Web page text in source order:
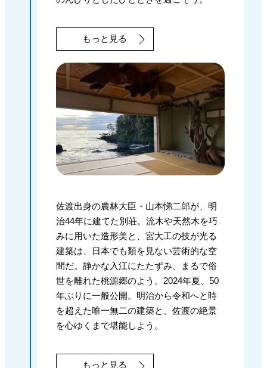
もっと見る
佐渡出身の農林大臣・山本悌二郎が、明
治44年に建てた別荘。流木や天然木を巧
みに用いた造形美と、宮大工の技が光る
建築は、日本でも類を見ない芸術的な空
間だ。静かな入江にたたずみ、まるで俗
世を離れた桃源郷のよう。2024年夏、50
年ぶりに一般公開。明治から令和へと時
を超えた唯一無二の建築と、佐渡の絶景
を心ゆくまで堪能しよう。
もっと見る